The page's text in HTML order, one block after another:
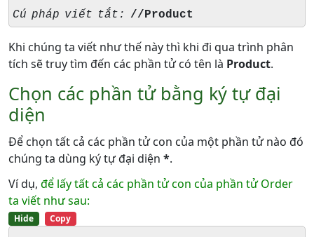
Cú pháp viết tắt:
//Product
Khi chúng ta viết như thế này thì khi đi qua trình phân
tích sẽ truy tìm đến các phần tử có tên là Product.
Chọn các phần tử bằng ký tự đại
diện
Để chọn tất cả các phần tử con của một phần tử nào đó
chúng ta dùng ký tự đại diện *.
Ví dụ, để lấy tất cả các phần tử con của phần tử Order
ta viết như sau:
Hide Copy